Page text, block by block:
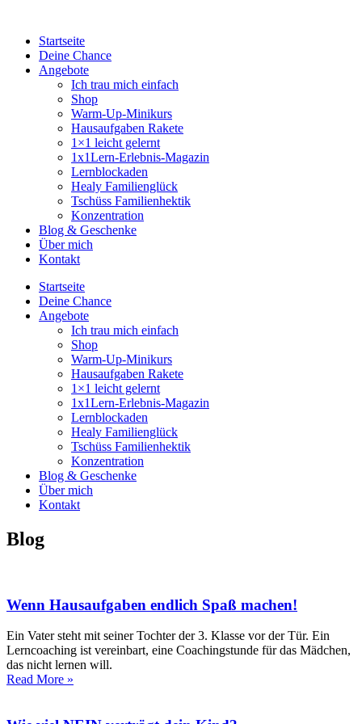
Startseite
Deine Chance
Angebote
Ich trau mich einfach
Shop
Warm-Up-Minikurs
Hausaufgaben Rakete
1×1 leicht gelernt
1x1Lern-Erlebnis-Magazin
Lernblockaden
Healy Familienglück
Tschüss Familienhektik
Konzentration
Blog & Geschenke
Über mich
Kontakt
Startseite
Deine Chance
Angebote
Ich trau mich einfach
Shop
Warm-Up-Minikurs
Hausaufgaben Rakete
1×1 leicht gelernt
1x1Lern-Erlebnis-Magazin
Lernblockaden
Healy Familienglück
Tschüss Familienhektik
Konzentration
Blog & Geschenke
Über mich
Kontakt
Blog
Wenn Hausaufgaben endlich Spaß machen!
Ein Vater steht mit seiner Tochter der 3. Klasse vor der Tür. Ein
Lerncoaching ist vereinbart, eine Coachingstunde für das Mädchen,
das nicht lernen will.
Read More »